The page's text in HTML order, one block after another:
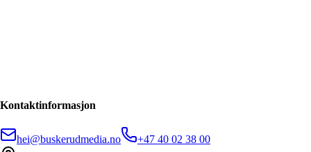
Kontaktinformasjon
hei@buskerudmedia.no
+47 40 02 38 00